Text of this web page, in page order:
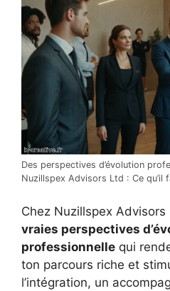
Des perspectives d’évolution
Nuzillspex Advisors Ltd : Ce qu’il
Chez Nuzillspex
vraies perspectives
professionnelle qui
ton parcours riche et
l’intégration, un